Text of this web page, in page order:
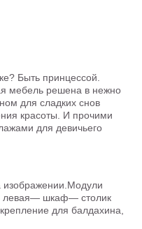
Быть принцессой.
мебель решена в нежно
для сладких снов
красоты. И прочими
для девичьего
изображении.Модули
левая— шкаф— столик
для балдахина,